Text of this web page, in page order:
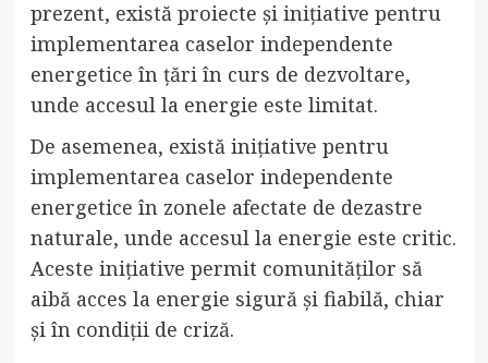
prezent, există proiecte și inițiative pentru
implementarea caselor independente
energetice în țări în curs de dezvoltare,
unde accesul la energie este limitat.
De asemenea, există inițiative pentru
implementarea caselor independente
energetice în zonele afectate de dezastre
naturale, unde accesul la energie este critic.
Aceste inițiative permit comunităților să
aibă acces la energie sigură și fiabilă, chiar
și în condiții de criză.